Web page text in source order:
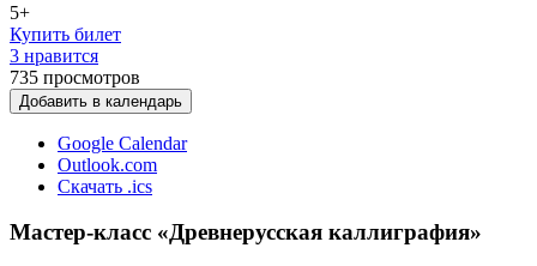
5+
Купить билет
3 нравится
735 просмотров
Добавить в календарь
Google Calendar
Outlook.com
Скачать .ics
Мастер-класс «Древнерусская каллиграфия»